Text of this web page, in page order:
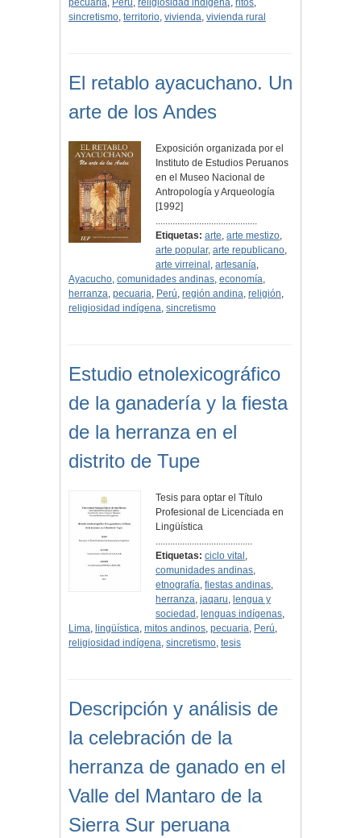
pecuaria, Perú , religiosidad indígena, ritos,
sincretismo, territorio, vivienda, vivienda rural
El retablo ayacuchano. Un
arte de los Andes
Exposición organizada por el
Instituto de Estudios Peruanos
en el Museo Nacional de
Antropología y Arqueología
[1992]
..........................................
Etiquetas: arte,arte mestizo,
arte popular,arte republicano,
arte virreinal ,artesanía,
Ayacucho, comunidades andinas, economía,
herranza, pecuaria, Perú, región andina, religión,
religiosidad indígena, sincretismo
Estudio etnolexicográfico
de la ganadería y la fiesta
de la herranza en el
distrito de Tupe
Tesis para optar el Título
Profesional de Licenciada en
Lingüística
........................................
Etiquetas: ciclo vital ,
comunidades andinas,
etnografía,fiestas andinas,
herranza,jaqaru, lengua y
sociedad , lenguas indígenas,
Lima, lingüística, mitos andinos, pecuaria, Perú,
religiosidad indígena, sincretismo, tesis
Descripción y análisis de
la celebración de la
herranza de ganado en el
Valle del Mantaro de la
Sierra Sur peruana